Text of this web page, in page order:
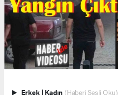
Erkek | Kadın (Haberi Sesli Oku)